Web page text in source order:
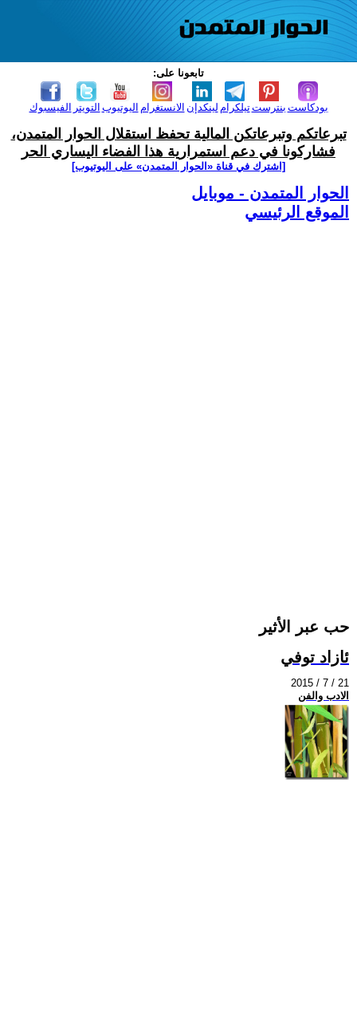
تابعونا على:
الفيسبوك التويتر اليوتيوب الانستغرام لينكدإن تيلكرامبنترست بودكاست
تبرعاتكم وتبرعاتكن المالية تحفظ استقلال الحوار المتمدن،
فشاركونا في دعم استمرارية هذا الفضاء اليساري الحر
[اشترك في قناة ‫«الحوار المتمدن» على اليوتيوب]
الحوار المتمدن - موبايل
الموقع الرئيسي
حب عبر الأثير
ئازاد توفي
2015 / 7 / 21
الادب والفن